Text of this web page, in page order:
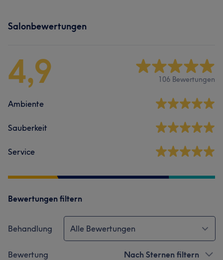
Salonbewertungen
4,9 106 Bewertungen
Ambiente
Sauberkeit
Service
Bewertungen filtern
Behandlung Alle Bewertungen
Bewertung Nach Sternen filtern